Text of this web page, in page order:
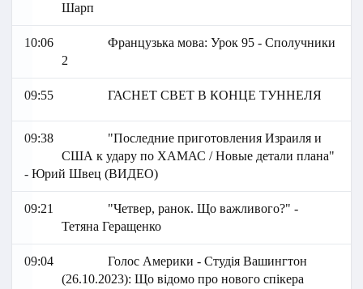
Шарп
10:06
Французька мова: Урок 95 - Сполучники
2
09:55 ГАСНЕТ СВЕТ В КОНЦЕ ТУННЕЛЯ
09:38
"Последние приготовления Израиля и
США к удару по ХАМАС / Новые детали плана"
- Юрий Швец (ВИДЕО)
09:21
"Четвер, ранок. Що важливого?" -
Тетяна Геращенко
09:04
Голос Америки - Студія Вашингтон
(26.10.2023): Що відомо про нового спікера